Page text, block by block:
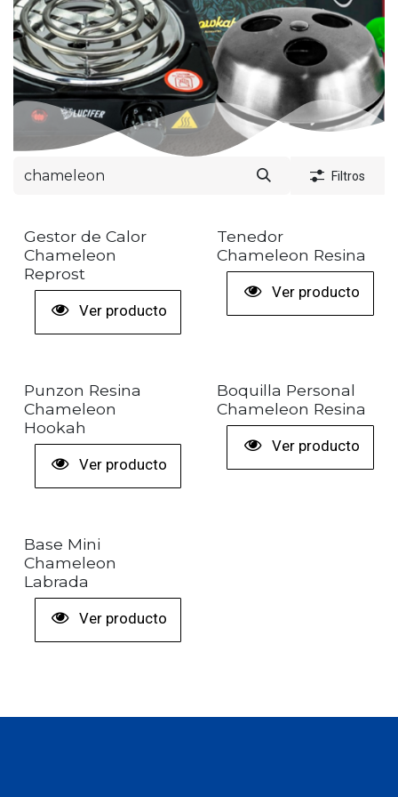
Filtros
Gestor de Calor
Chameleon
Reprost
Ver producto
+ COLORES
Tenedor
Chameleon Resina
Ver producto
+ COLORES
Punzon Resina
Chameleon
Hookah
Ver producto
Boquilla Personal
Chameleon Resina
Ver producto
Base Mini
Chameleon
Labrada
Ver producto